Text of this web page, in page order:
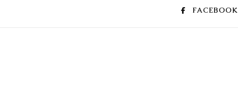
FACEBOOK